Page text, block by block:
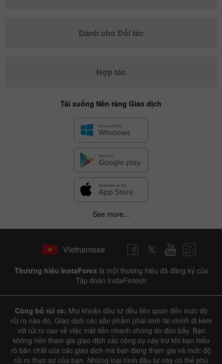
Dành cho Đối tác
Hợp tác
Tải xuống Nền tảng Giao dịch
See more...
Vietnamese
Thương hiệu InstaForex là một thương hiệu đã đăng ký của
Tập đoàn InstaFintech
Công bố rủi ro: Mọi khoản đầu tư đều liên quan đến mức độ
rủi ro nào đó. Giao dịch các sản phẩm phái sinh tài chính đi kèm
với rủi ro cao về việc mất tiền nhanh chóng do đòn bẩy. Bạn
không nên tham gia giao dịch các công cụ này trừ khi bạn hiểu
rõ bản chất của các giao dịch mà bạn đang tham gia và mức độ
rủi ro thực sự của bạn. Những loại hình đầu tư này có thể phù